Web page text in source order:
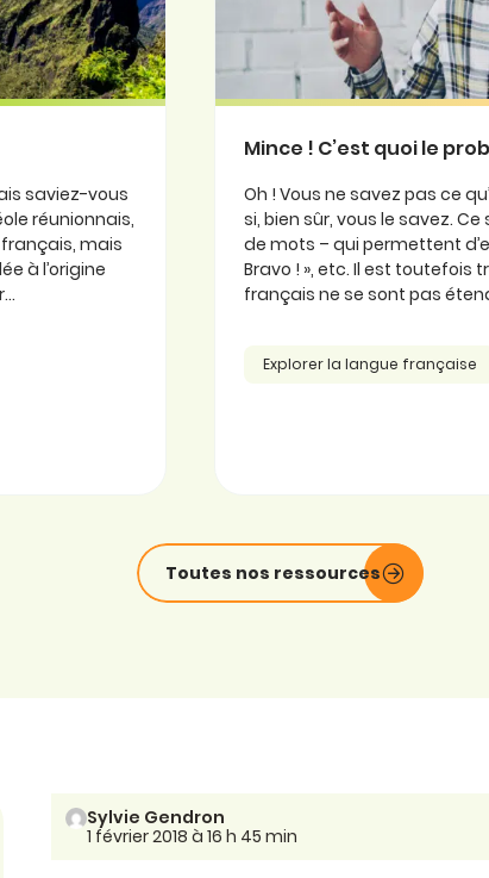
saviez-vous
réunionnais,
français, mais
à l’origine
Mince ! C’est quoi le
Oh ! Vous ne savez pas ce
si, bien sûr, vous le savez.
de mots – qui permettent
Bravo ! », etc. Il est toutefois
français ne se sont pas
Explorer la langue française
Toutes nos ressources
Sylvie Gendron
1 février 2018 à 16 h 45 min